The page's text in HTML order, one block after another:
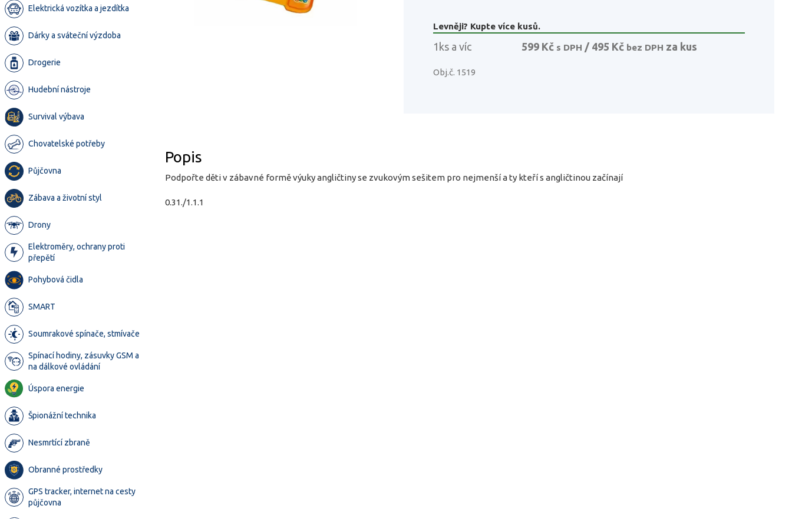
Elektrická vozítka a jezdítka
Dárky a sváteční výzdoba
Drogerie
Hudební nástroje
Survival výbava
Chovatelské potřeby
Půjčovna
Zábava a životní styl
Drony
Elektroměry, ochrany proti
přepětí
Pohybová čidla
SMART
Soumrakové spínače, stmívače
Spínací hodiny, zásuvky GSM a
na dálkové ovládání
Úspora energie
Špionážní technika
Nesmrtící zbraně
Obranné prostředky
GPS tracker, internet na cesty
půjčovna
Levněji? Kupte více kusů.
1ks a víc 599 Kčs DPH / 495 Kč bez DPH za kus
Obj.č. 1519
Popis
Podpořte děti v zábavné formě výuky angličtiny se zvukovým sešitem pro nejmenší a ty kteří s angličtinou začínají
0.31./1.1.1